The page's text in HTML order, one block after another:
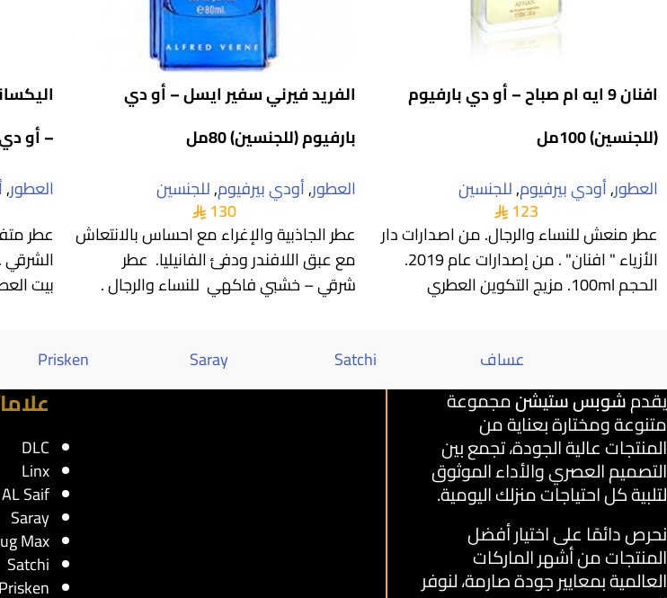
افنان 9 ايه ام صباح – أو دي بارفيوم
(للجنسين) 100مل
العطور,أودي بيرفيوم,للجنسين
123
عطر منعش للنساء والرجال. من اصدارات دار
الأزياء " افنان" . من إصدارات عام 2019.
الحجم 100ml. مزيج التكوين العطري
الفريد فيرني سفير ايسل – أو دي
بارفيوم (للجنسين) 80مل
العطور,أودي بيرفيوم,للجنسين
130
عطر الجاذبية والإغراء مع احساس بالانتعاش
مع عبق اللافندر ودفئ الفانيليا. عطر
شرقي – خشبي فاكهي للنساء والرجال .
– أو دي
العطور,
عطر
الشرقي
بيت
عساف Satchi
Saray
Prisken
يقدمشوبس ستيشنمجموعة
متنوعة ومختارة بعناية من
المنتجات عالية الجودة، تجمع بين
التصميم العصري والأداء الموثوق
لتلبية كل احتياجات منزلك اليومية.
نحرص دائمًا على اختيار أفضل
المنتجات من أشهر الماركات
العالمية بمعايير جودة صارمة، لنوفر
DLC
Linx
AL Saif
Saray
Max
Satchi
Prisken